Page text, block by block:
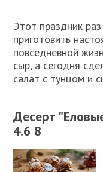
Этот праздник
приготовить
повседневной
сыр, а сегодня
салат с тунцом и
Десерт
4.6 8